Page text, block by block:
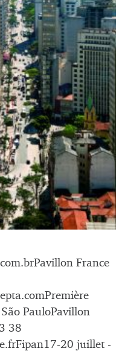
France
ère
PauloPavillon
38
20 juillet -